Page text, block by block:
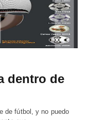
dentro de
de fútbol, y no puedo